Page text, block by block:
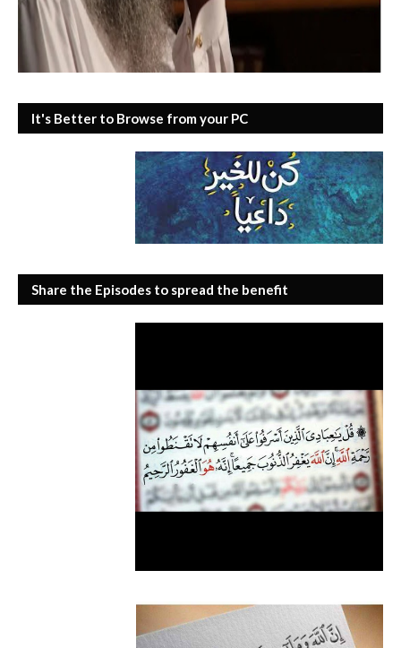
It's Better to Browse from your PC
Share the Episodes to spread the benefit